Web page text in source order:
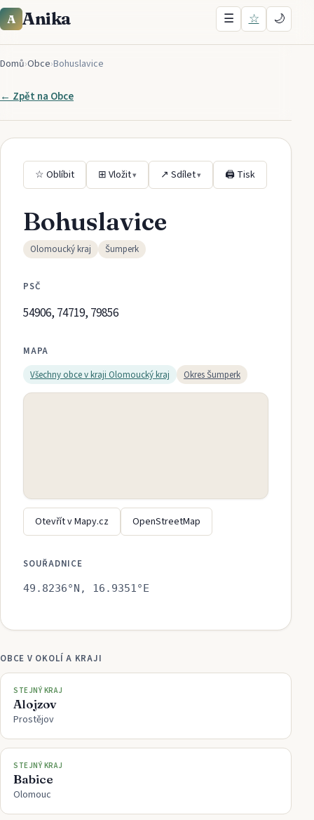
A Anika ☰ ☆ 🌙
Domů›Obce›Bohuslavice
← Zpět na Obce
☆ Oblíbit ⊞ Vložit▾ ↗ Sdílet▾ 🖨 Tisk
Bohuslavice
Olomoucký kraj Šumperk
PSČ
54906, 74719, 79856
MAPA
Všechny obce v kraji Olomoucký kraj OkresŠumperk
Otevřít v Mapy.cz OpenStreetMap
SOUŘADNICE
49.8236°N, 16.9351°E
OBCE V OKOLÍ A KRAJI
STEJNÝ KRAJ
Alojzov
Prostějov
STEJNÝ KRAJ
Babice
Olomouc